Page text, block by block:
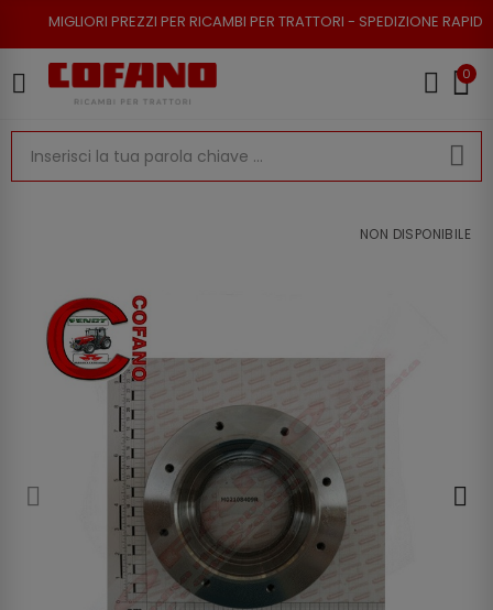
PREZZI PER RICAMBI PER TRATTORI - SPEDIZIONE RAPIDA - RESO
0
NON DISPONIBILE